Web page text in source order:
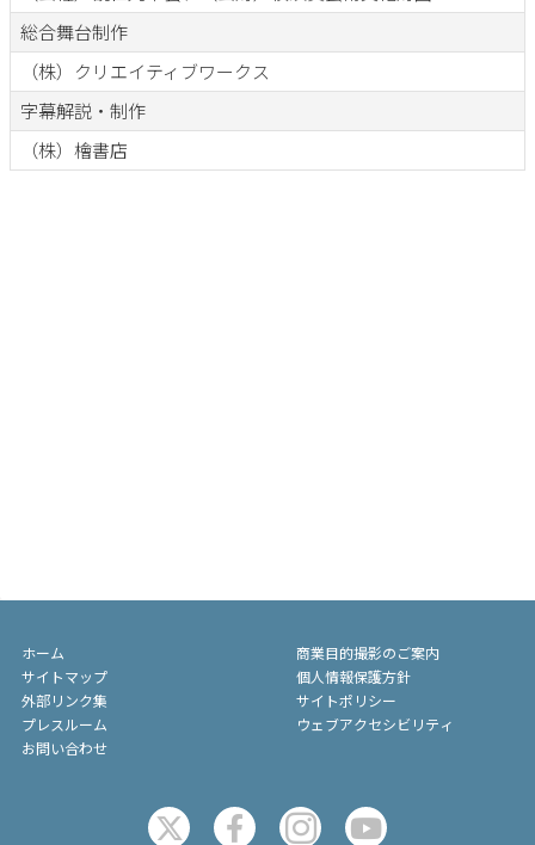
総合舞台制作
（株）クリエイティブワークス
字幕解説・制作
（株）檜書店
ホーム
サイトマップ
外部リンク集
プレスルーム
お問い合わせ
商業目的撮影のご案内
個人情報保護方針
サイトポリシー
ウェブアクセシビリティ